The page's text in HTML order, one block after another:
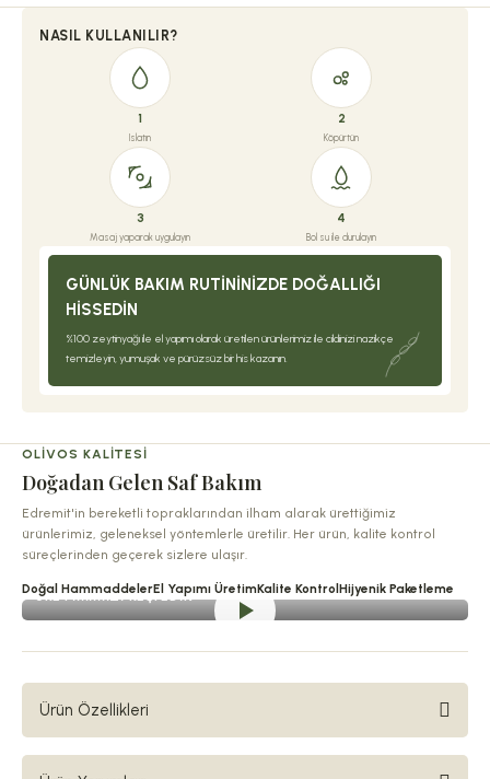
NASIL KULLANILIR?
1
Islatın
2
Köpürtün
3
Masaj yaparak uygulayın
4
Bol su ile durulayın
GÜNLÜK BAKIM RUTININIZDE DOĞALLIĞI
HISSEDIN
%100 zeytinyağı ile el yapımı olarak üretilen ürünlerimiz ile cildinizi nazikçe
temizleyin, yumuşak ve pürüzsüz bir his kazanın.
OLIVOS KALITESI
Doğadan Gelen Saf Bakım
Edremit'in bereketli topraklarından ilham alarak ürettiğimiz
ürünlerimiz, geleneksel yöntemlerle üretilir. Her ürün, kalite kontrol
süreçlerinden geçerek sizlere ulaşır.
Doğal HammaddelerEl Yapımı ÜretimKalite Kontrol Hijyenik Paketleme
ÜRETIMIMIZI KEŞFEDIN
Ürün Özellikleri
İsmini Kayıp Kıta Atlantis’in sürprizlerle dolu